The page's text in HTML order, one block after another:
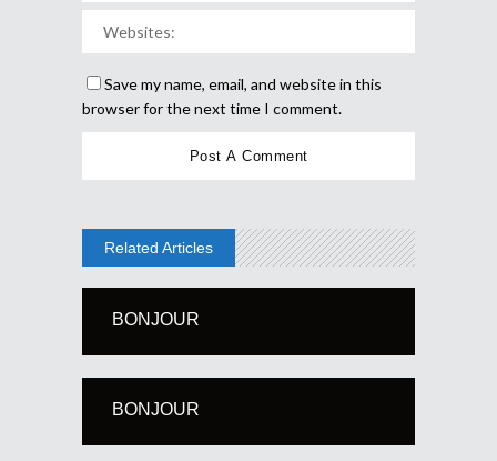
Save my name, email, and website in this
browser for the next time I comment.
Related Articles
BONJOUR
BONJOUR